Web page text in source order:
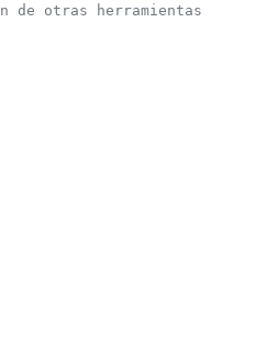
de otras herramientas